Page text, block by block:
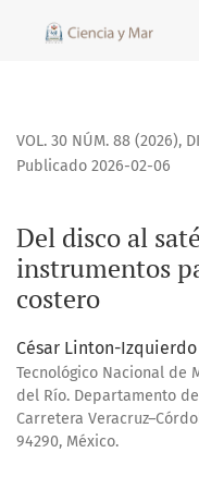
Del disco al satélite:
VOL. 30 NÚM. 88 (2026),
Del disco al
instrumentos
costero
Publicado 2026-02-06
César Linton-Izquierdo
Tecnológico Nacional de
del Río. Departamento
Carretera
94290, México.